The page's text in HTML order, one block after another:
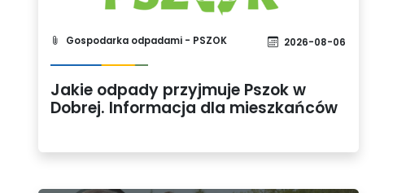
Gospodarka odpadami - PSZOK 2026-08-06
Jakie odpady przyjmuje Pszok w
Dobrej. Informacja dla mieszkańców